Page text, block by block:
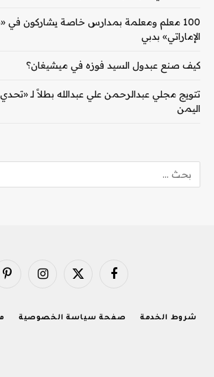
100 معلم ومعلمة بمدارس خاصة يشاركون في
الإماراتي» بدبي
كيف صنع عبدول السيد فوزه في ميشيغان؟
تتويج مجلي عبدالرحمن علي عبدالله بطلاً لـ «تحدي
اليمن
فيسبوك X
الانستغرام
شروط الخدمة صفحة سياسة الخصوصية